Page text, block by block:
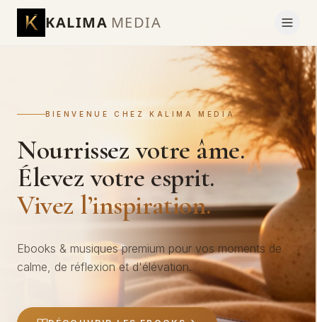
KALIMA MEDIA
BIENVENUE CHEZ KALIMA MEDIA
Nourrissez votre âme.
Élevez votre esprit.
Vivez l’inspiration.
Ebooks & musiques premium pour vos moments de
calme, de réflexion et d'élévation.